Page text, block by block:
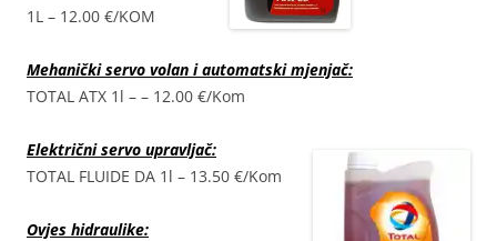
1L – 12.00 €/KOM
Mehanički servo volan i automatski mjenjač:
TOTAL ATX 1l – – 12.00 €/Kom
Električni servo upravljač:
TOTAL FLUIDE DA 1l – 13.50 €/Kom
Ovjes hidraulike: